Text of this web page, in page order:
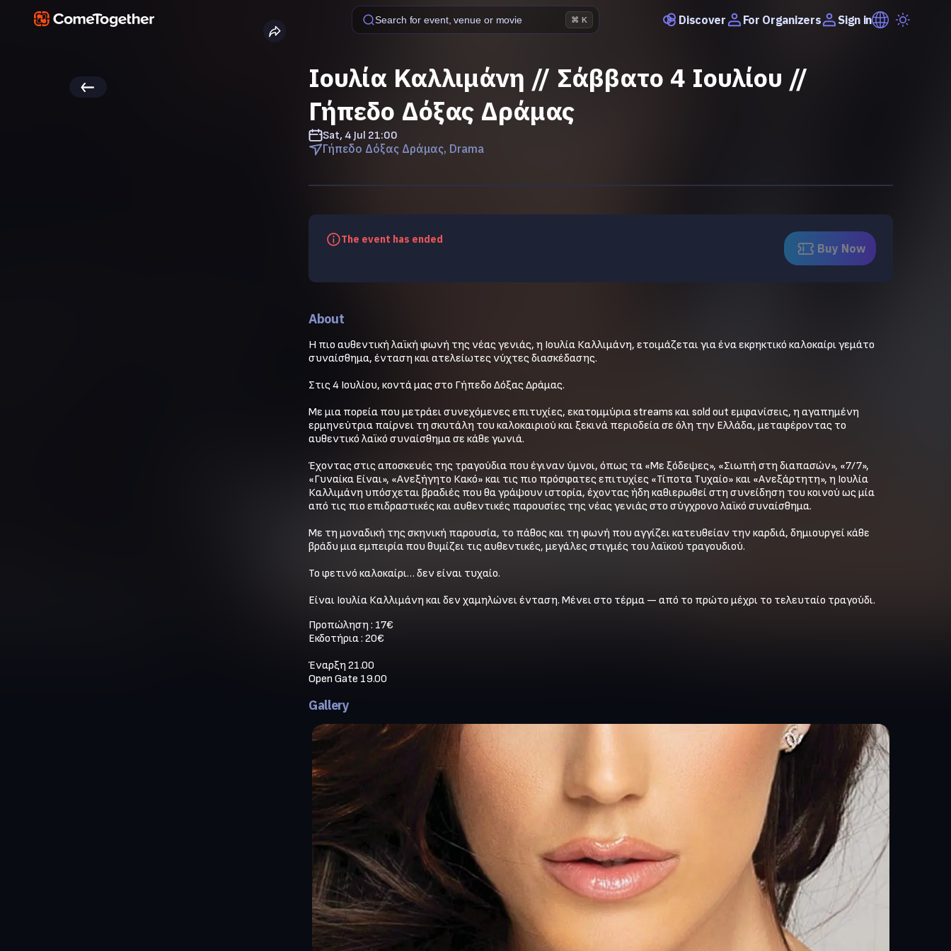
Search for event, venue or movie ⌘ K Discover For Organizers Sign in
Ιουλία Καλλιμάνη // Σάββατο 4 Ιουλίου //
Γήπεδο Δόξας Δράμας
Sat, 4 Jul 21:00
Γήπεδο Δόξας Δράμας, Drama
The event has ended
Buy Now
About
Η πιο αυθεντική λαϊκή φωνή της νέας γενιάς, η Ιουλία Καλλιμάνη, ετοιμάζεται για ένα εκρηκτικό καλοκαίρι γεμάτο
συναίσθημα, ένταση και ατελείωτες νύχτες διασκέδασης.
Στις 4 Ιουλίου, κοντά μας στο Γήπεδο Δόξας Δράμας.
Με μια πορεία που μετράει συνεχόμενες επιτυχίες, εκατομμύρια streams και sold out εμφανίσεις, η αγαπημένη
ερμηνεύτρια παίρνει τη σκυτάλη του καλοκαιριού και ξεκινά περιοδεία σε όλη την Ελλάδα, μεταφέροντας το
αυθεντικό λαϊκό συναίσθημα σε κάθε γωνιά.
Έχοντας στις αποσκευές της τραγούδια που έγιναν ύμνοι, όπως τα «Με ξόδεψες», «Σιωπή στη διαπασών», «7/7»,
«Γυναίκα Είναι», «Ανεξήγητο Κακό» και τις πιο πρόσφατες επιτυχίες «Τίποτα Τυχαίο» και «Ανεξάρτητη», η Ιουλία
Καλλιμάνη υπόσχεται βραδιές που θα γράψουν ιστορία, έχοντας ήδη καθιερωθεί στη συνείδηση του κοινού ως μία
από τις πιο επιδραστικές και αυθεντικές παρουσίες της νέας γενιάς στο σύγχρονο λαϊκό συναίσθημα.
Με τη μοναδική της σκηνική παρουσία, το πάθος και τη φωνή που αγγίζει κατευθείαν την καρδιά, δημιουργεί κάθε
βράδυ μια εμπειρία που θυμίζει τις αυθεντικές, μεγάλες στιγμές του λαϊκού τραγουδιού.
Το φετινό καλοκαίρι… δεν είναι τυχαίο.
Είναι Ιουλία Καλλιμάνη και δεν χαμηλώνει ένταση. Μένει στο τέρμα — από το πρώτο μέχρι το τελευταίο τραγούδι.
Προπώληση : 17€
Εκδοτήρια : 20€
Έναρξη 21.00
Open Gate 19.00
Gallery